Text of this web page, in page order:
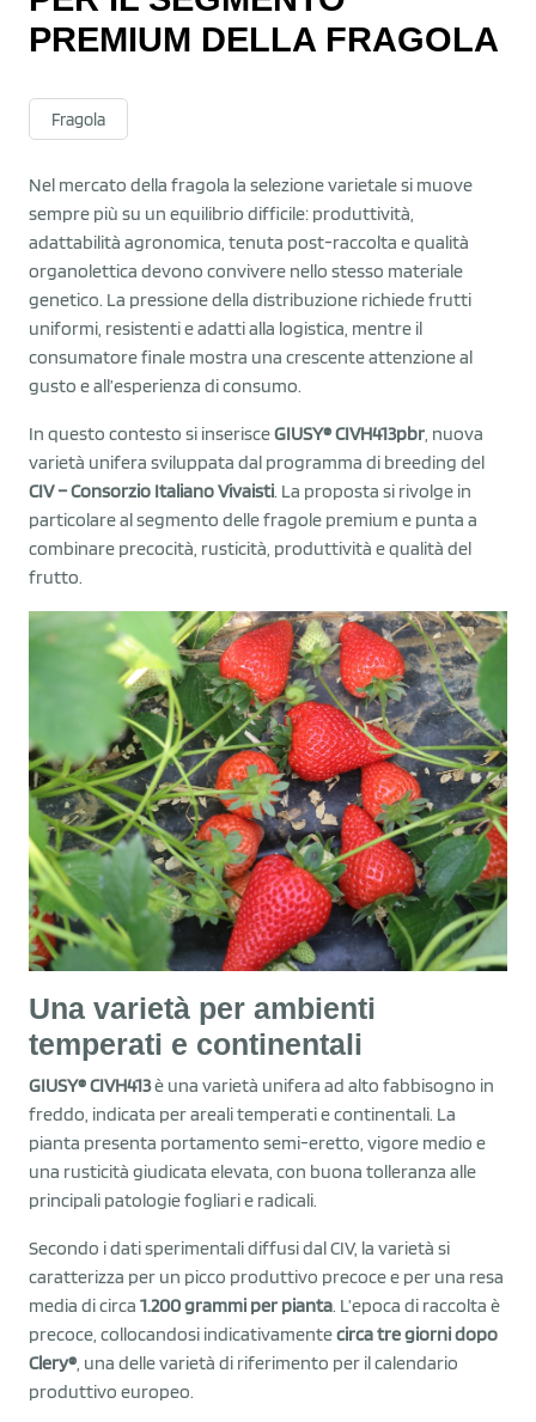
PREMIUM DELLA FRAGOLA
Fragola
Nel mercato della fragola la selezione varietale si muove
sempre più su un equilibrio difficile: produttività,
adattabilità agronomica, tenuta post-raccolta e qualità
organolettica devono convivere nello stesso materiale
genetico. La pressione della distribuzione richiede frutti
uniformi, resistenti e adatti alla logistica, mentre il
consumatore finale mostra una crescente attenzione al
gusto e all’esperienza di consumo.
In questo contesto si inserisceGIUSY® CIVH413pbr, nuova
varietà unifera sviluppata dal programma di breeding del
CIV – Consorzio Italiano Vivaisti. La proposta si rivolge in
particolare al segmento delle fragole premium e punta a
combinare precocità, rusticità, produttività e qualità del
frutto.
Una varietà per ambienti
temperati e continentali
GIUSY® CIVH413è una varietà unifera ad alto fabbisogno in
freddo, indicata per areali temperati e continentali. La
pianta presenta portamento semi-eretto, vigore medio e
una rusticità giudicata elevata, con buona tolleranza alle
principali patologie fogliari e radicali.
Secondo i dati sperimentali diffusi dal CIV, la varietà si
caratterizza per un picco produttivo precoce e per una resa
media di circa 1.200 grammi per pianta. L’epoca di raccolta è
precoce, collocandosi indicativamentecirca tre giorni dopo
Clery®, una delle varietà di riferimento per il calendario
produttivo europeo.